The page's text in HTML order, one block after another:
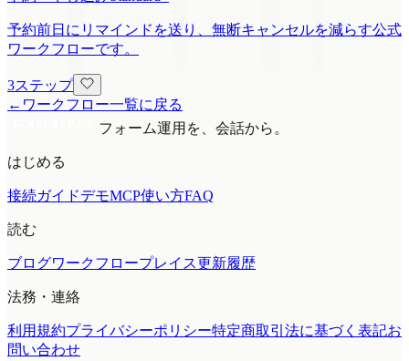
予約前日にリマインドを送り、無断キャンセルを減らす公式
ワークフローです。
3ステップ
← ワークフロー一覧に戻る
フォーム運用を、会話から。
はじめる
接続ガイドデモMCP使い方FAQ
読む
ブログワークフロープレイス更新履歴
法務・連絡
利用規約プライバシーポリシー特定商取引法に基づく表記お
問い合わせ